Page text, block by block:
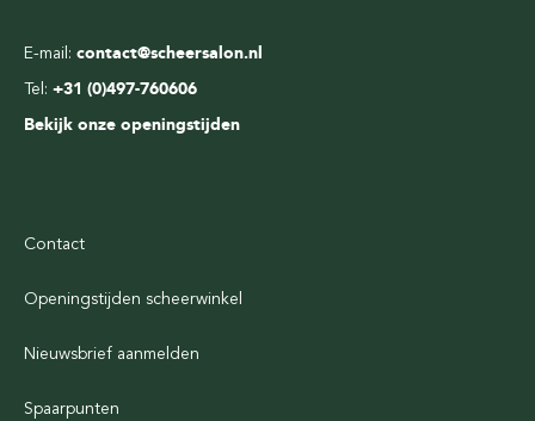
E-mail: contact@scheersalon.nl
Tel: +31 (0)497-760606
Bekijk onze openingstijden
Contact
Openingstijden scheerwinkel
Nieuwsbrief aanmelden
Spaarpunten